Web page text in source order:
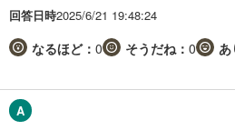
回答日時2025/6/21 19:48:24
なるほど： 0 そうだね： 0 あ